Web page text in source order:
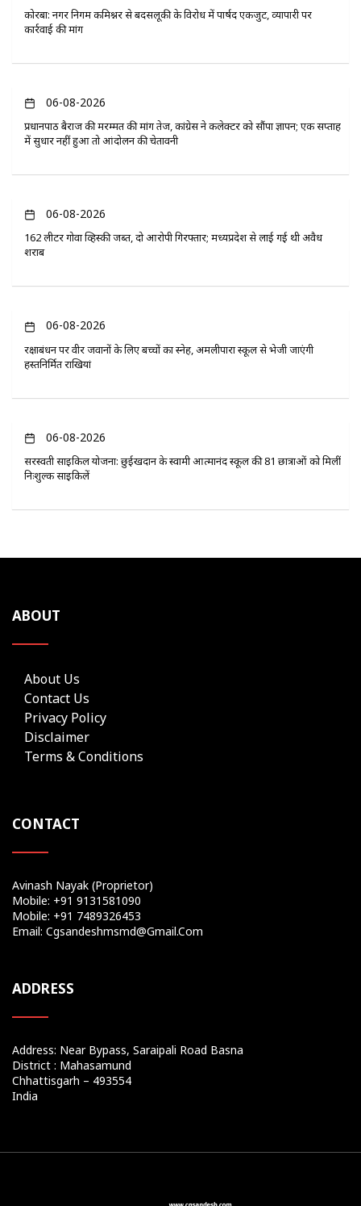
कोरबा: नगर निगम कमिश्नर से बदसलूकी के विरोध में पार्षद एकजुट, व्यापारी पर
कार्रवाई की मांग
06-08-2026
प्रधानपाठ बैराज की मरम्मत की मांग तेज, कांग्रेस ने कलेक्टर को सौंपा ज्ञापन; एक सप्ताह
में सुधार नहीं हुआ तो आंदोलन की चेतावनी
06-08-2026
162 लीटर गोवा व्हिस्की जब्त, दो आरोपी गिरफ्तार; मध्यप्रदेश से लाई गई थी अवैध
शराब
06-08-2026
रक्षाबंधन पर वीर जवानों के लिए बच्चों का स्नेह, अमलीपारा स्कूल से भेजी जाएंगी
हस्तनिर्मित राखियां
06-08-2026
सरस्वती साइकिल योजना: छुईखदान के स्वामी आत्मानंद स्कूल की 81 छात्राओं को मिलीं
निःशुल्क साइकिलें
ABOUT
About Us
Contact Us
Privacy Policy
Disclaimer
Terms & Conditions
CONTACT
Avinash Nayak (Proprietor)
Mobile: +91 9131581090
Mobile: +91 7489326453
Email: Cgsandeshmsmd@gmail.com
ADDRESS
Address: Near Bypass, Saraipali Road Basna
District : Mahasamund
Chhattisgarh – 493554
India